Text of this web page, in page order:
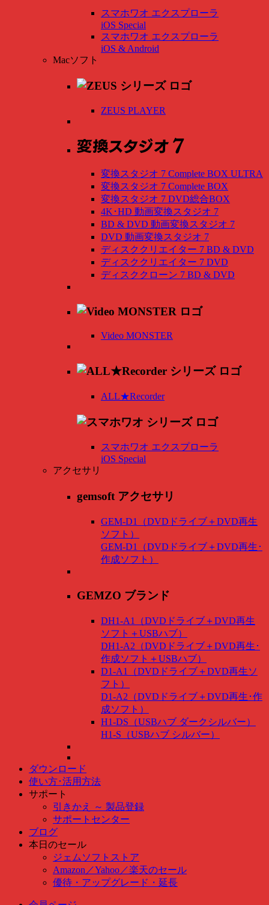
スマホワオ エクスプローラ
iOS Special
スマホワオ エクスプローラ
iOS & Android
Macソフト
ZEUS PLAYER
変換スタジオ 7 Complete BOX ULTRA
変換スタジオ 7 Complete BOX
変換スタジオ 7 DVD総合BOX
4K･HD 動画変換スタジオ 7
BD & DVD 動画変換スタジオ 7
DVD 動画変換スタジオ 7
ディスククリエイター 7 BD & DVD
ディスククリエイター 7 DVD
ディスククローン 7 BD & DVD
Video MONSTER
ALL★Recorder
スマホワオ エクスプローラ
iOS Special
アクセサリ
gemsoft アクセサリ
GEM-D1（DVDドライブ＋DVD再生
ソフト）
GEM-D1（DVDドライブ＋DVD再生･
作成ソフト）
GEMZO ブランド
DH1-A1（DVDドライブ＋DVD再生
ソフト＋USBハブ）
DH1-A2（DVDドライブ＋DVD再生･
作成ソフト＋USBハブ）
D1-A1（DVDドライブ＋DVD再生ソ
フト）
D1-A2（DVDドライブ＋DVD再生･作
成ソフト）
H1-DS（USBハブ ダークシルバー）
H1-S（USBハブ シルバー）
ダウンロード
使い方･活用方法
サポート
引きかえ ～ 製品登録
サポートセンター
ブログ
本日のセール
ジェムソフトストア
Amazon ／Yahoo ／楽天のセール
優待・アップグレード・延長